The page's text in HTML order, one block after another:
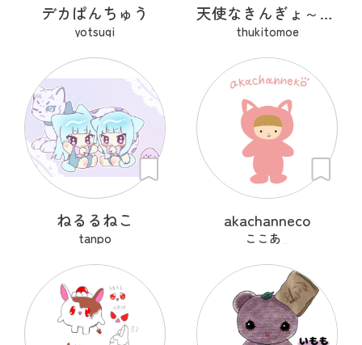
デカぱんちゅう
yotsugi
天使なきんぎょ～ぷくぱたぷう
thukitomoe
ねるるねこ
tanpo
akachanneco
ここあ_